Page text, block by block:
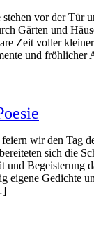
stehen vor der Tür
Gärten und
Zeit voller
und fröhlicher
wir den Tag
sich die
und Begeisterung
eigene Gedichte